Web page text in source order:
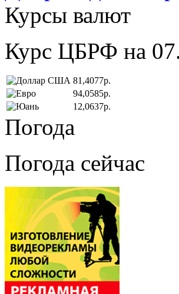
Курсы валют
Курс ЦБРФ на
81,4077р.
94,0585р.
12,0637р.
Погода
Погода сейчас